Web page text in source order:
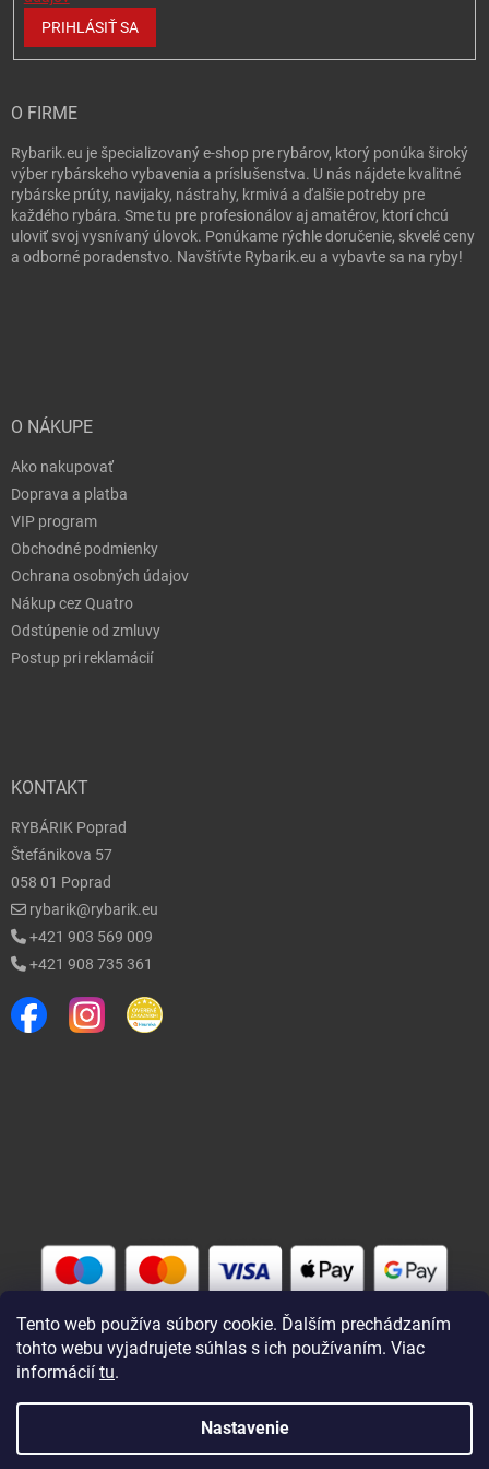
Tento web používa súbory cookie. Ďalším prechádzaním
tohto webu vyjadrujete súhlas s ich používaním. Viac
informácií tu.
Nastavenie
PRIHLÁSIŤ SA
O FIRME
Rybarik.eu je špecializovaný e-shop pre rybárov, ktorý ponúka široký
výber rybárskeho vybavenia a príslušenstva. U nás nájdete kvalitné
rybárske prúty, navijaky, nástrahy, krmivá a ďalšie potreby pre
každého rybára. Sme tu pre profesionálov aj amatérov, ktorí chcú
uloviť svoj vysnívaný úlovok. Ponúkame rýchle doručenie, skvelé ceny
a odborné poradenstvo. Navštívte Rybarik.eu a vybavte sa na ryby!
O NÁKUPE
Ako nakupovať
Doprava a platba
VIP program
Obchodné podmienky
Ochrana osobných údajov
Nákup cez Quatro
Odstúpenie od zmluvy
Postup pri reklamácií
KONTAKT
RYBÁRIK Poprad
Štefánikova 57
058 01 Poprad
rybarik@rybarik.eu
+421 903 569 009
+421 908 735 361